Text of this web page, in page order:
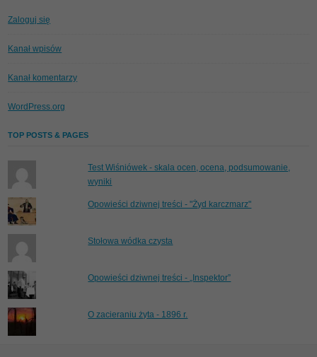
Zaloguj się
Kanał wpisów
Kanał komentarzy
WordPress.org
TOP POSTS & PAGES
Test Wiśniówek - skala ocen, ocena, podsumowanie,
wyniki
Opowieści dziwnej treści - "Żyd karczmarz"
Stołowa wódka czysta
Opowieści dziwnej treści - „Inspektor”
O zacieraniu żyta - 1896 r.